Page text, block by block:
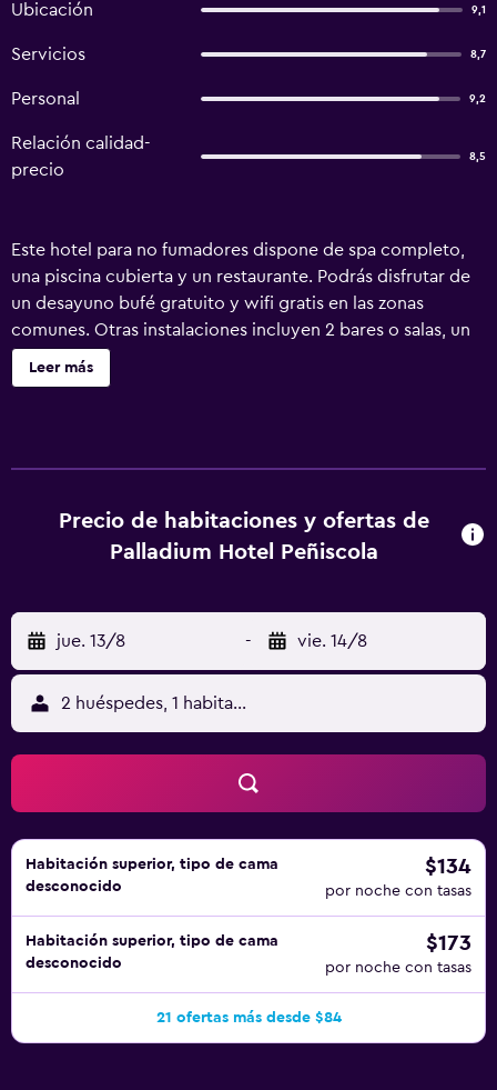
Ubicación 9,1
Servicios 8,7
Personal 9,2
Relación calidad-
precio
8,5
Este hotel para no fumadores dispone de spa completo,
una piscina cubierta y un restaurante. Podrás disfrutar de
un desayuno bufé gratuito y wifi gratis en las zonas
comunes. Otras instalaciones incluyen 2 bares o salas, un
gimnasio y un bar junto a la piscina. Palladium Hotel
Peñíscola ofrece 315 alojamientos con aire acondicionado,
Internet wifi gratis. Los servicios para las personas de
negocios incluyen escritorio y teléfono. Las habitaciones
posible solicitar tabla de planchar con plancha. Las
habitaciones de este alojamiento fueron completamente
renovadas en marzo de 2026. En el alojamiento hay
piscina cubierta, piscina infantil, piscina al aire libre de
temporada y bañera de hidromasaje. Otros servicios de
ocio y esparcimiento incluyen sauna y gimnasio.
Leer más
Precio de habitaciones y ofertas de
Palladium Hotel Peñiscola
jue. 13/8 - vie. 14/8
2 huéspedes, 1 habitación
Habitación superior, tipo de cama
desconocido
$134
por noche con tasas
Habitación superior, tipo de cama
desconocido
$173
por noche con tasas
21 ofertas más desde $84